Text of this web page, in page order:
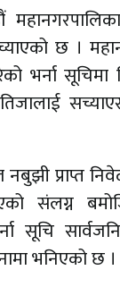
छ ।
भर्ना सूचिमा
नबुझी प्राप्त
संलग्न
सूचि
भनिएको छ ।